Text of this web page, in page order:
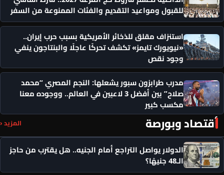
للقبول ومواعيد التقديم والفئات الممنوعة من السفر
استنزاف مقلق للذخائر الأمريكية بسبب حرب إيران..
«نيويورك تايمز» تكشف تحركًا عاجلًا والبنتاجون ينفي
وجود نقص
مدرب طرابزون سبور يشعلها: النجم المصري “محمد
صلاح” بين أفضل 3 لاعبين في العالم.. ووجوده معنا
مكسب كبير
أقتصاد وبورصة المزيد ‹
الدولار يواصل التراجع أمام الجنيه.. هل يقترب من حاجز
الـ48 جنيهًا؟